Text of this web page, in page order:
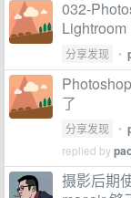
032-
Lightroom
分享发现 •
了
分享发现 •
replied by
摄影后期